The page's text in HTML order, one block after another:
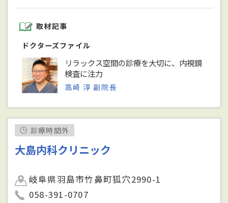
取材記事
ドクターズファイル
リラックス空間の診療を大切に、内視鏡
検査に注力
高崎 淳 副院長
診療時間外
大島内科クリニック
岐阜県羽島市竹鼻町狐穴2990-1
058-391-0707